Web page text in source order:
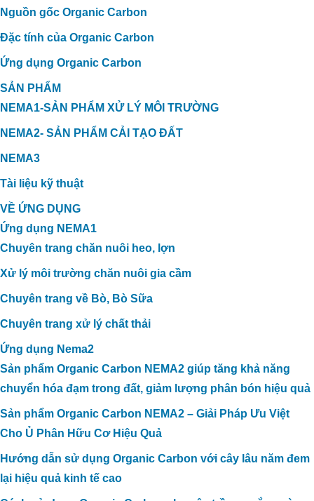
Nguồn gốc Organic Carbon
Đặc tính của Organic Carbon
Ứng dụng Organic Carbon
SẢN PHẨM
NEMA1-SẢN PHẨM XỬ LÝ MÔI TRƯỜNG
NEMA2- SẢN PHẨM CẢI TẠO ĐẤT
NEMA3
Tài liệu kỹ thuật
VỀ ỨNG DỤNG
Ứng dụng NEMA1
Chuyên trang chăn nuôi heo, lợn
Xử lý môi trường chăn nuôi gia cầm
Chuyên trang về Bò, Bò Sữa
Chuyên trang xử lý chất thải
Ứng dụng Nema2
Sản phẩm Organic Carbon NEMA2 giúp tăng khả năng
chuyển hóa đạm trong đất, giảm lượng phân bón hiệu quả
Sản phẩm Organic Carbon NEMA2 – Giải Pháp Ưu Việt
Cho Ủ Phân Hữu Cơ Hiệu Quả
Hướng dẫn sử dụng Organic Carbon với cây lâu năm đem
lại hiệu quả kinh tế cao